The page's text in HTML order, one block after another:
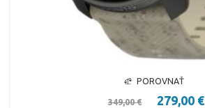
POROVNAŤ
349,00 € 279,00 €